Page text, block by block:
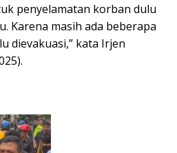
penyelamatan korban dulu
Karena masih ada beberapa
dievakuasi,” kata Irjen